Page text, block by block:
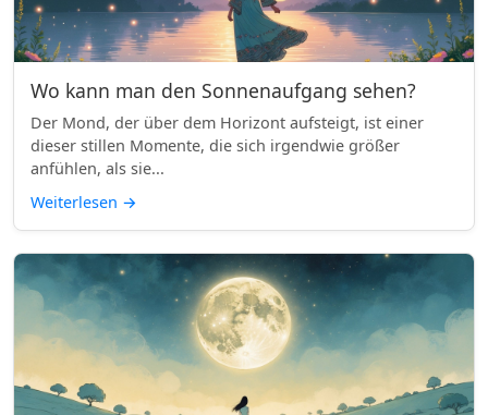
Wo kann man den Sonnenaufgang sehen?
Der Mond, der über dem Horizont aufsteigt, ist einer
dieser stillen Momente, die sich irgendwie größer
anfühlen, als sie...
Weiterlesen →